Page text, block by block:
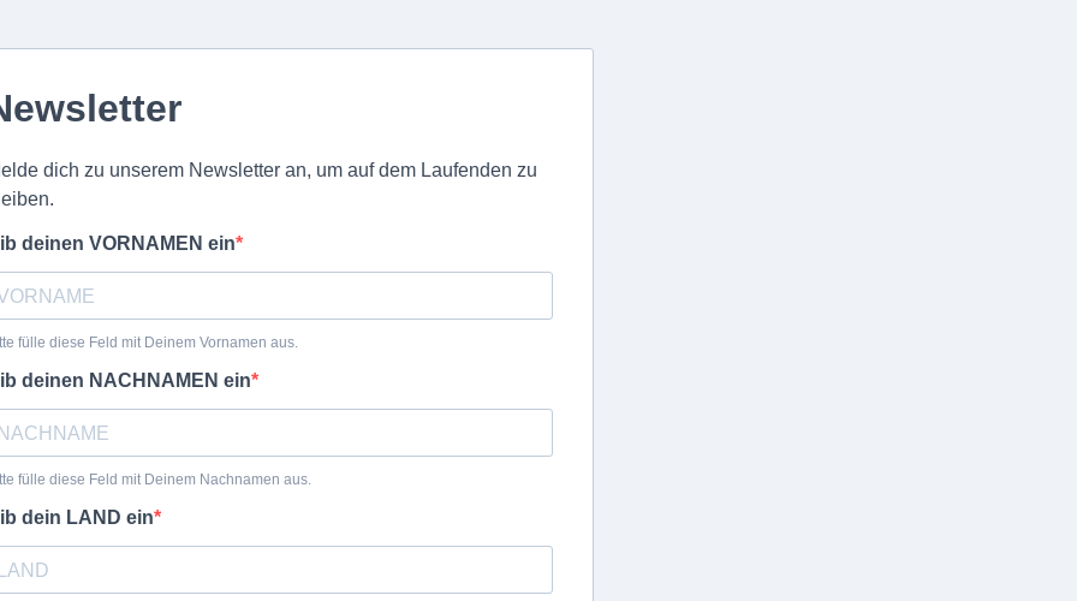
dich zu unserem Newsletter an, um auf dem Laufenden zu
deinen VORNAMEN ein
fülle diese Feld mit Deinem Vornamen aus.
deinen NACHNAMEN ein
fülle diese Feld mit Deinem Nachnamen aus.
dein LAND ein